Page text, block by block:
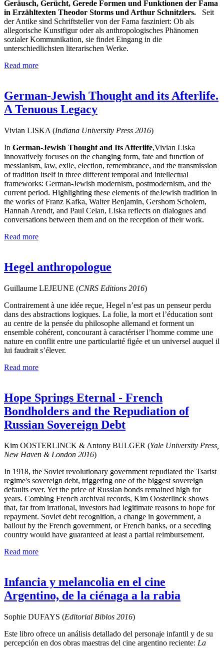
Geräusch, Gerücht, Gerede Formen und Funktionen der Fama
in Erzähltexten Theodor Storms und Arthur Schnitzlers. Seit
der Antike sind Schriftsteller von der Fama fasziniert: Ob als
allegorische Kunstfigur oder als anthropologisches Phänomen
sozialer Kommunikation, sie findet Eingang in die
unterschiedlichsten literarischen Werke.
Read more
German-Jewish Thought and its Afterlife.
A Tenuous Legacy
Vivian LISKA (Indiana University Press 2016)
In German-Jewish Thought and Its Afterlife,Vivian Liska
innovatively focuses on the changing form, fate and function of
messianism, law, exile, election, remembrance, and the transmission
of tradition itself in three different temporal and intellectual
frameworks: German-Jewish modernism, postmodernism, and the
current period. Highlighting these elements of theJewish tradition in
the works of Franz Kafka, Walter Benjamin, Gershom Scholem,
Hannah Arendt, and Paul Celan, Liska reflects on dialogues and
conversations between them and on the reception of their work.
Read more
Hegel anthropologue
Guillaume LEJEUNE (CNRS Editions 2016)
Contrairement à une idée reçue, Hegel n’est pas un penseur perdu
dans des abstractions logiques. La folie, la mort et l’éducation sont
au centre de la pensée du philosophe allemand et forment un
ensemble cohérent, concourant à caractériser l’homme comme une
nature en conflit entre une particularité figée et un universel auquel il
lui faudrait s’élever.
Read more
Hope Springs Eternal - French
Bondholders and the Repudiation of
Russian Sovereign Debt
Kim OOSTERLINCK & Antony BULGER (Yale University Press,
New Haven & London 2016)
In 1918, the Soviet revolutionary government repudiated the Tsarist
regime's sovereign debt, triggering one of the biggest sovereign
defaults ever. Yet the price of Russian bonds remained high for
years. Combing French archival records, Kim Oosterlinck shows
that, far from irrational, investors had legitimate reasons to hope for
repayment. Soviet debt recognition, a change in government, a
bailout by the French government, or French banks, or a seceding
country would have guaranteed at least a partial reimbursement.
Read more
Infancia y melancolia en el cine
Argentino, de la ciénaga a la rabia
Sophie DUFAYS (Editorial Biblos 2016)
Este libro ofrece un análisis detallado del personaje infantil y de su
percepción en dos obras maestras del cine argentino reciente: La